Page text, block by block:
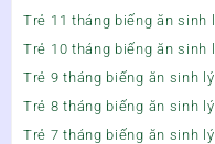
Trẻ 11 tháng biếng ăn sinh
Trẻ 10 tháng biếng ăn sinh
Trẻ 9 tháng biếng ăn sinh
Trẻ 8 tháng biếng ăn sinh
Trẻ 7 tháng biếng ăn sinh